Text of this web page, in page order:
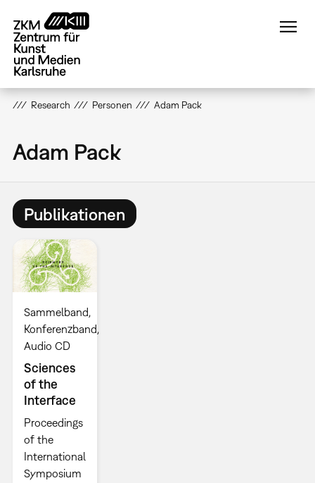
zum
Inhalt
Research Personen Adam Pack
Adam Pack
Publikationen
Sammelband
Konferenzband
Audio CD
Sciences
of the
Interface
Proceedings
of the
International
Symposium